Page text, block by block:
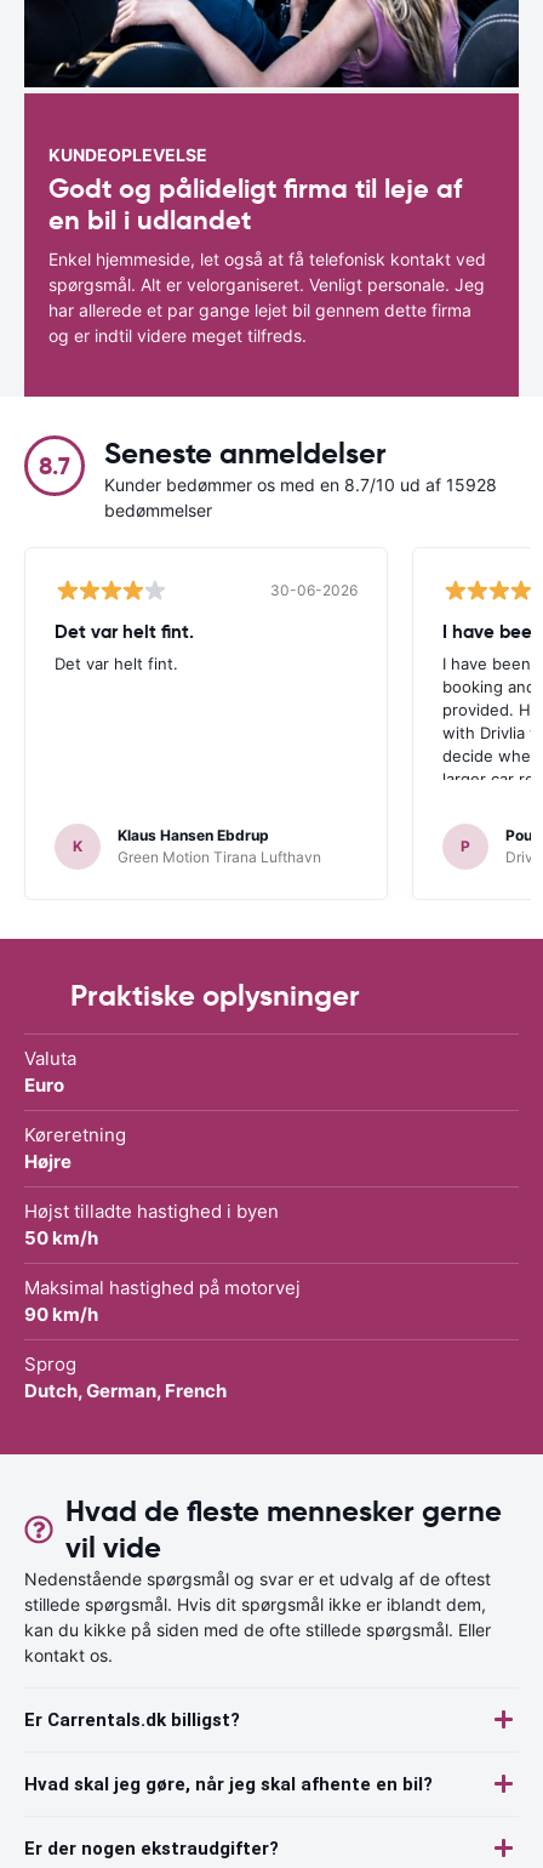
KUNDEOPLEVELSE
Godt og pålideligt firma til leje af
en bil i udlandet
Enkel hjemmeside, let også at få telefonisk kontakt ved
spørgsmål. Alt er velorganiseret. Venligt personale. Jeg
har allerede et par gange lejet bil gennem dette firma
og er indtil videre meget tilfreds.
8.7 Seneste anmeldelser
Kunder bedømmer os med en 8.7/10 ud af 15928
bedømmelser
30-06-2026
Det var helt fint.
Det var helt fint.
K
Klaus Hansen Ebdrup
Green Motion Tirana Lufthavn
I have
I have been
booking and
provided.
with Drivlia
decide
larger car
P
Poul
Praktiske oplysninger
Valuta
Euro
Køreretning
Højre
Højst tilladte hastighed i byen
50 km/h
Maksimal hastighed på motorvej
90 km/h
Sprog
Dutch, German, French
Hvad de fleste mennesker gerne
vil vide
Nedenstående spørgsmål og svar er et udvalg af de oftest
stillede spørgsmål. Hvis dit spørgsmål ikke er iblandt dem,
kan du kikke på siden med de ofte stillede spørgsmål. Eller
kontakt os.
Er Carrentals.dk billigst?
Hvad skal jeg gøre, når jeg skal afhente en bil?
Er der nogen ekstraudgifter?